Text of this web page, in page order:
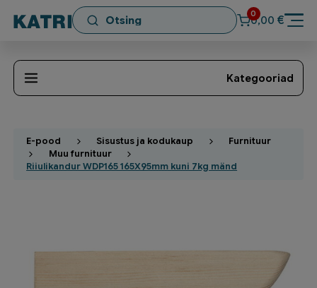
0
0,00 €
Kategooriad
E-pood Sisustus ja kodukaup
Furnituur
Muu furnituur
Riiulikandur WDP165 165X95mm kuni 7kg mänd